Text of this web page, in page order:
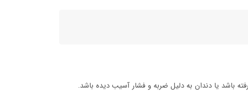
باشد یا دندان به دلیل ضربه و فشار آسیب دیده باشد.